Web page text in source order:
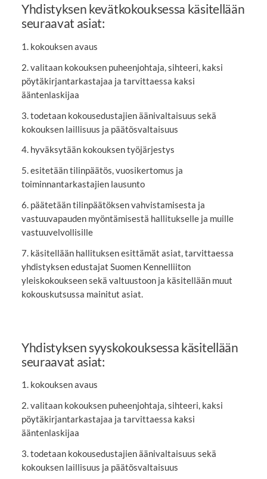
Yhdistyksen kevätkokouksessa käsitellään
seuraavat asiat:
1. kokouksen avaus
2. valitaan kokouksen puheenjohtaja, sihteeri, kaksi
pöytäkirjantarkastajaa ja tarvittaessa kaksi
ääntenlaskijaa
3. todetaan kokousedustajien äänivaltaisuus sekä
kokouksen laillisuus ja päätösvaltaisuus
4. hyväksytään kokouksen työjärjestys
5. esitetään tilinpäätös, vuosikertomus ja
toiminnantarkastajien lausunto
6. päätetään tilinpäätöksen vahvistamisesta ja
vastuuvapauden myöntämisestä hallitukselle ja muille
vastuuvelvollisille
7. käsitellään hallituksen esittämät asiat, tarvittaessa
yhdistyksen edustajat Suomen Kennelliiton
yleiskokoukseen sekä valtuustoon ja käsitellään muut
kokouskutsussa mainitut asiat.
Yhdistyksen syyskokouksessa käsitellään
seuraavat asiat:
1. kokouksen avaus
2. valitaan kokouksen puheenjohtaja, sihteeri, kaksi
pöytäkirjantarkastajaa ja tarvittaessa kaksi
ääntenlaskijaa
3. todetaan kokousedustajien äänivaltaisuus sekä
kokouksen laillisuus ja päätösvaltaisuus